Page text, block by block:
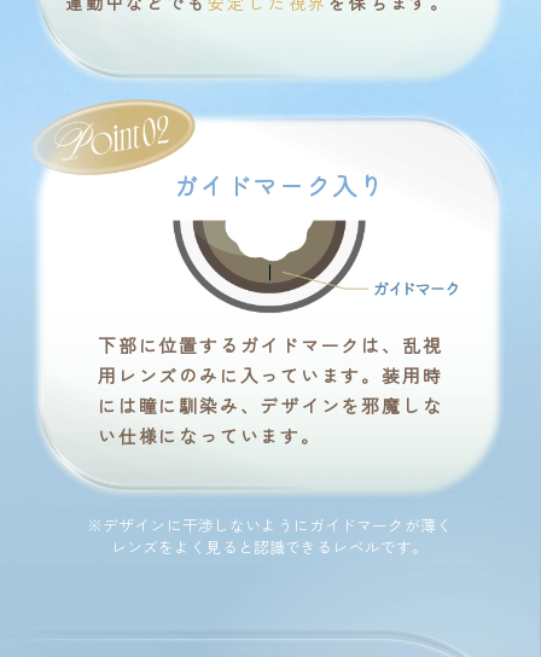
ガイドマーク入り
下部に位置するガイドマークは、乱視
用レンズのみに入っています。装用時
には瞳に馴染み、デザインを邪魔しな
い仕様になっています。
※デザインに干渉しないようにガイドマークが薄く
レンズをよく見ると認識できるレベルです。